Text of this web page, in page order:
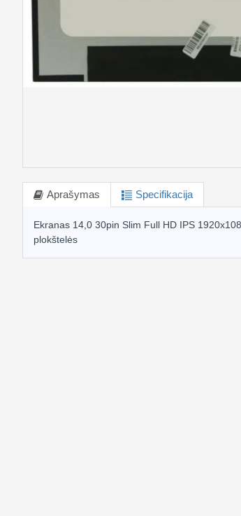
Aprašymas Specifikacija
Ekranas 14,0 30pin Slim Full HD IPS
plokštelės